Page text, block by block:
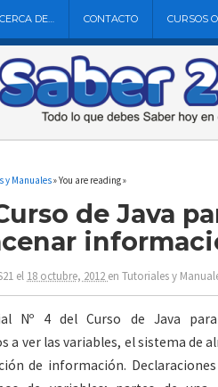
DE… CONTACTO CURSOS
y Manuales» You are reading »
de Java
el 18 octubre, 2012 en Tutoriales y
Nº 4 del Curso de Java
a ver las variables, el sistema de
de información.